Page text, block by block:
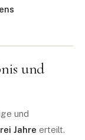
und
und
Jahre erteilt.